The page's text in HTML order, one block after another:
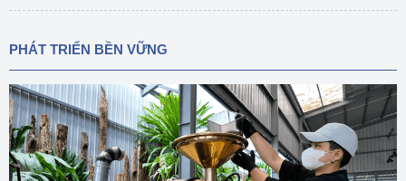
PHÁT TRIỂN BỀN VỮNG